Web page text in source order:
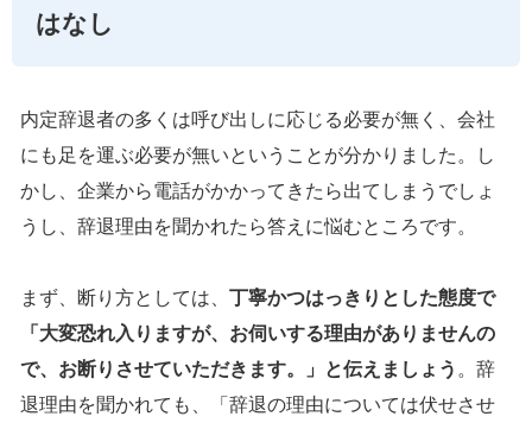
はなし
内定辞退者の多くは呼び出しに応じる必要が無く、会社
にも足を運ぶ必要が無いということが分かりました。し
かし、企業から電話がかかってきたら出てしまうでしょ
うし、辞退理由を聞かれたら答えに悩むところです。
まず、断り方としては、 丁寧かつはっきりとした態度で
「大変恐れ入りますが、お伺いする理由がありませんの
で、お断りさせていただきます。」と伝えましょう 。辞
退理由を聞かれても、「辞退の理由については伏せさせ